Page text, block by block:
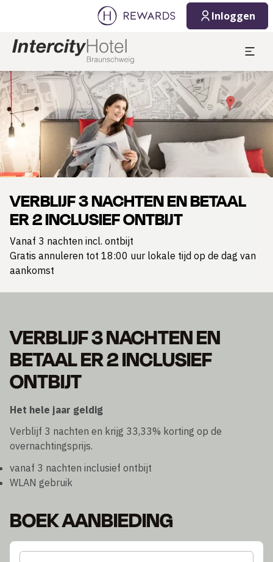
Inloggen
Dia 1 van 1
VERBLIJF 3 NACHTEN EN BETAAL
ER 2 INCLUSIEF ONTBIJT
Vanaf 3 nachten incl. ontbijt
Gratis annuleren tot 18:00 uur lokale tijd op de dag van
aankomst
VERBLIJF 3 NACHTEN EN
BETAAL ER 2 INCLUSIEF
ONTBIJT
Het hele jaar geldig
Verblijf 3 nachten en krijg 33,33% korting op de
overnachtingsprijs.
vanaf 3 nachten inclusief ontbijt
WLAN gebruik
BOEK AANBIEDING